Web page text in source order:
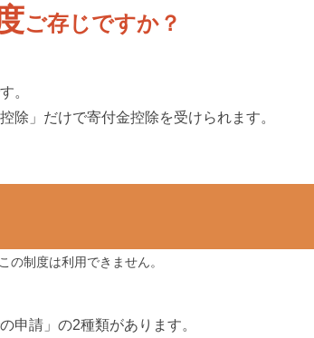
ご存じですか？
。
除」だけで寄付金控除を受けられます。
制度は利用できません。
申請」の2種類があります。